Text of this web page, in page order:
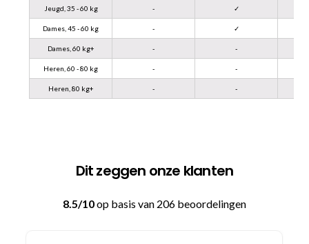
Jeugd, 35 - 60 kg - ✓
Dames, 45 - 60 kg - ✓
Dames, 60 kg+ - -
Heren, 60 - 80 kg - -
Heren, 80 kg+ - -
Dit zeggen onze klanten
8.5/10op basis van 206 beoordelingen